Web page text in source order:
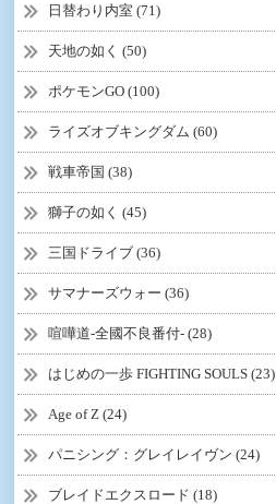
日替わり内室 (71)
天地の如く (50)
ポケモンGO (100)
ライズオブキングダム (60)
戦車帝国 (38)
獅子の如く (45)
三国ドライブ (36)
サマナーズウォー (36)
喧嘩道-全國不良番付- (28)
はじめの一歩 FIGHTING SOULS (23)
Age of Z (24)
パニシング：グレイレイヴン (24)
ブレイドエクスロード (18)